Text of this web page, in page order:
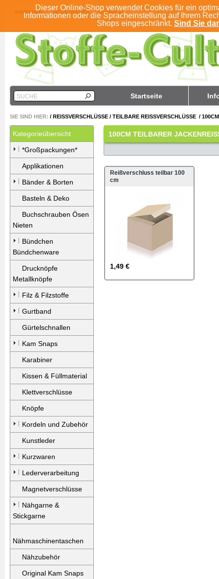
Dieser Online-Shop verwendet Cookies für ein
Informationen oder die Spracheinstellung auf Ihrem
Shops eingeschränkt. Sind Sie
ANMELDEN REGISTRIEREN KONTO
Startseite
SUCHE
SIE SIND HIER: / REISSVERSCHLÜSSE / TEILBARE REISSVERSCHLÜSSE /
Kategorieübersicht
*Großpackungen*
Applikationen
Bänder & Borten
Basteln & Deko
Buchschrauben Ösen
Nieten
Bündchen
Bündchenware
Drucknöpfe
Metallknöpfe
Filz & Filzstoffe
Gurtband
Gürtelschnallen
Kam Snaps
Karabiner
Kissen & Füllmaterial
Klettverschlüsse
Knöpfe
Kordeln und Zubehör
Kunstleder
Kurzwaren
Lederverarbeitung
Magnetverschlüsse
Nähgarne &
Stickgarne
Nähmaschinentaschen
Nähzubehör
Original Kam Snaps
100CM TEILBARER
Reißverschluss teilbar 100
cm
1,49 €